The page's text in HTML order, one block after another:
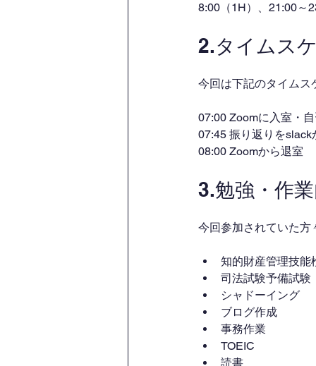
8:00（1H）、21:00～
2.タイムス
今回は下記のタイムス
07:00 Zoomに入室・自
07:45 振り返りをslack
08:00 Zoomから退室
3.勉強・作
今回参加されていた方
知的財産管理技能
司法試験予備試験
シャドーイング
ブログ作成
事務作業
TOEIC
読書